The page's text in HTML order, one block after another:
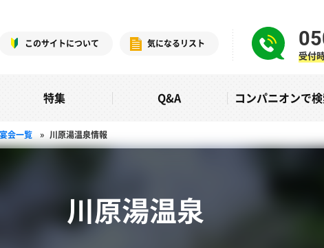
このサイトについて 気になるリスト
受付
特集 Q&A コンパニオンで
会一覧 » 川原湯温泉情報
川原湯温泉